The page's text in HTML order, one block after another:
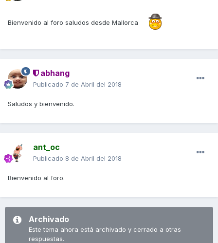
Bienvenido al foro saludos desde Mallorca
abhang
Publicado 7 de Abril del 2018
Saludos y bienvenido.
ant_oc
Publicado 8 de Abril del 2018
Bienvenido al foro.
Archivado
Este tema ahora está archivado y cerrado a otras
respuestas.